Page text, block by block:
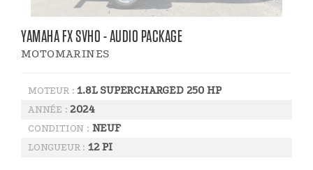
YAMAHA FX SVHO - AUDIO PACKAGE
MOTOMARINES
MOTEUR :1.8L SUPERCHARGED 250 HP
ANNÉE :2024
CONDITION : NEUF
LONGUEUR : 12 PI